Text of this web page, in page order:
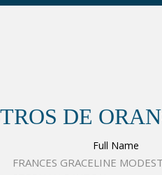
DE
Full Name
FRANCES GRACELINE